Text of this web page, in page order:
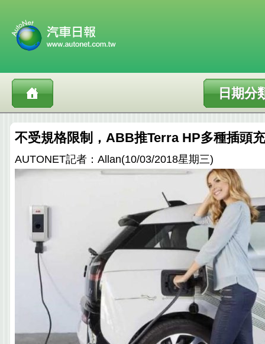
日期分
不受規格限制，ABB推Terra HP多種插頭
AUTONET記者：Allan(10/03/2018星期三)